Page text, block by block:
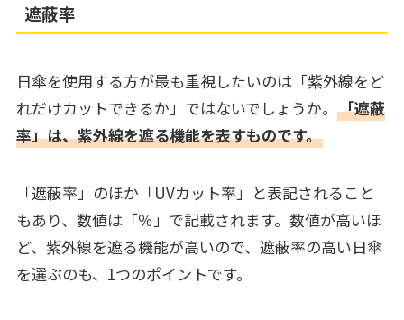
遮蔽率
日傘を使用する方が最も重視したいのは「紫外線をど
れだけカットできるか」ではないでしょうか。 「遮蔽
率」は、紫外線を遮る機能を表すものです。
「遮蔽率」のほか「UVカット率」と表記されること
もあり、数値は「％」で記載されます。数値が高いほ
ど、紫外線を遮る機能が高いので、遮蔽率の高い日傘
を選ぶのも、1つのポイントです。